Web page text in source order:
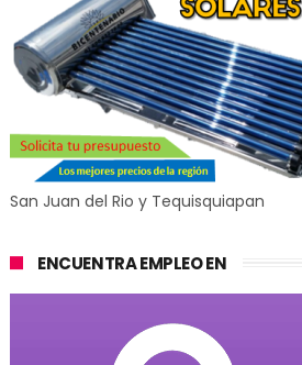
San Juan del Rio y Tequisquiapan
ENCUENTRA EMPLEO EN